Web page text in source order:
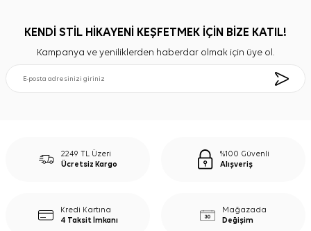
KENDİ STİL HİKAYENİ KEŞFETMEK İÇİN BİZE KATIL!
Kampanya ve yeniliklerden haberdar olmak için üye ol.
2249 TL Üzeri
Ücretsiz Kargo
%100 Güvenli
Alışveriş
Kredi Kartına
4 Taksit İmkanı
Mağazada
Değişim